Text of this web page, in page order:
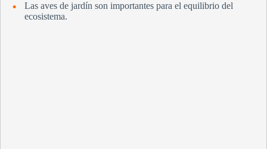
Las aves de jardín son importantes para el equilibrio del
ecosistema.